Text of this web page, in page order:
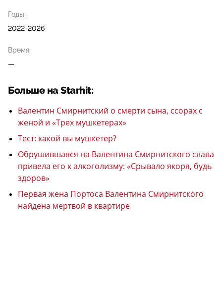
Годы:
2022-2026
Время:
—
Больше на Starhit:
Валентин Смирнитский о смерти сына, ссорах с
женой и «Трех мушкетерах»
Тест: какой вы мушкетер?
Обрушившаяся на Валентина Смирнитского слава
привела его к алкоголизму: «Срывало якоря, будь
здоров»
Первая жена Портоса Валентина Смирнитского
найдена мертвой в квартире